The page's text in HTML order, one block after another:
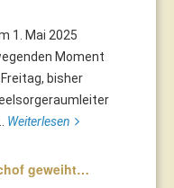
1. Mai 2025
Moment
bisher
Weiterlesen
geweiht…